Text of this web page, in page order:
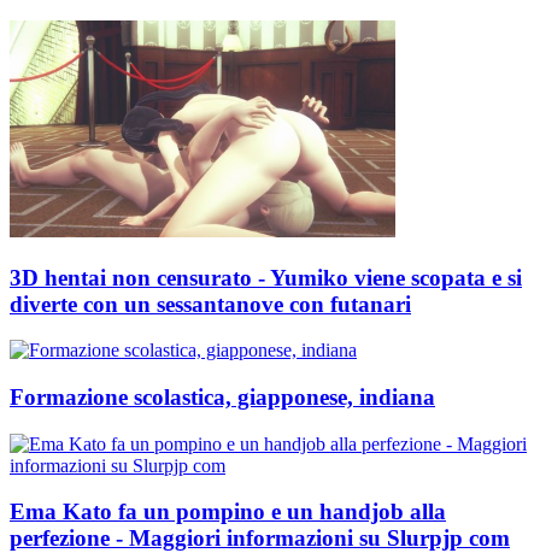
3D hentai non censurato - Yumiko viene scopata e si
diverte con un sessantanove con futanari
Formazione scolastica, giapponese, indiana
Ema Kato fa un pompino e un handjob alla
perfezione - Maggiori informazioni su Slurpjp com